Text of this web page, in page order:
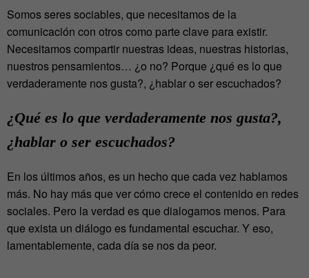
Somos seres sociables, que necesitamos de la
comunicación con otros como parte clave para existir.
Necesitamos compartir nuestras ideas, nuestras historias,
nuestros pensamientos… ¿o no? Porque ¿qué es lo que
verdaderamente nos gusta?, ¿hablar o ser escuchados?
¿Qué es lo que verdaderamente nos gusta?,
¿hablar o ser escuchados?
En los últimos años, es un hecho que cada vez hablamos
más. No hay más que ver cómo crece el contenido en redes
sociales. Pero la verdad es que dialogamos menos. Para
que exista un diálogo es fundamental escuchar. Y eso,
lamentablemente, cada día se nos da peor.